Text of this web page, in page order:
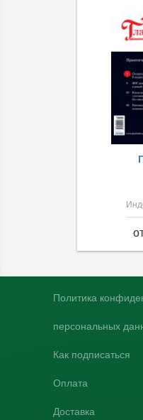
Политика
персональных
Как подписаться
Оплата
Доставка